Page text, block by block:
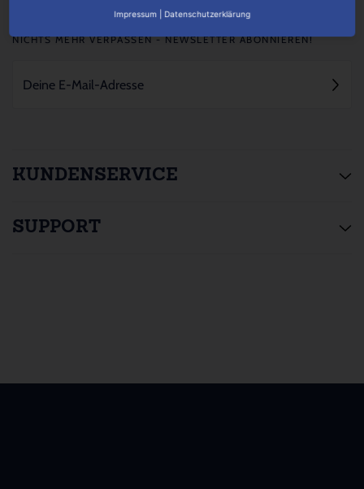
KUNDENSERVICE
SUPPORT
NICHTS MEHR VERPASSEN - NEWSLETTER ABONNIEREN!
Impressum Datenschutzerklärung